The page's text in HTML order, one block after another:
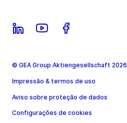
© GEA Group Aktiengesellschaft 2026
Impressão & termos de uso
Aviso sobre proteção de dados
Configurações de cookies